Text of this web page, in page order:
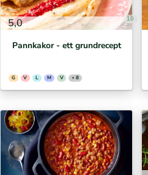
5,0 10
Pannkakor - ett grundrecept
G V L M V + 8